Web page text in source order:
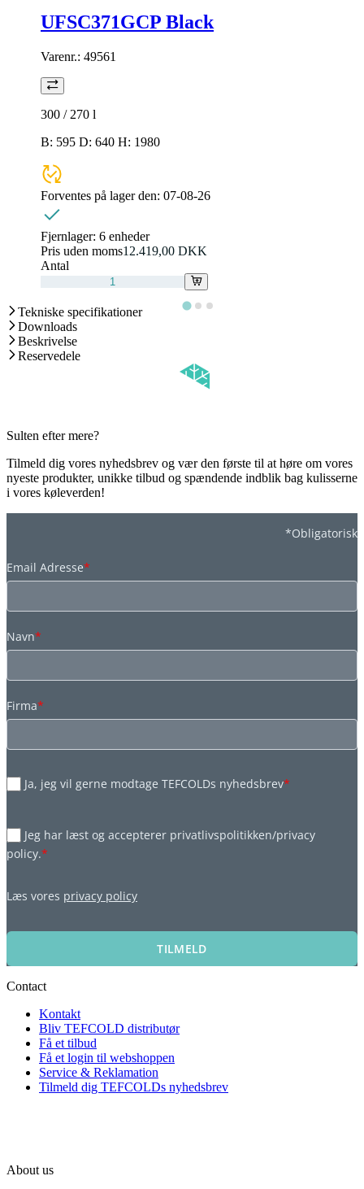
UFSC371GCP Black
Varenr.: 49561
300 / 270 l
B: 595 D: 640 H: 1980
Forventes på lager den: 07-08-26
Fjernlager: 6 enheder
Pris uden moms12.419,00 DKK
Antal
Tekniske specifikationer
Downloads
Beskrivelse
Reservedele
Sulten efter mere?
Tilmeld dig vores nyhedsbrev og vær den første til at høre om vores
nyeste produkter, unikke tilbud og spændende indblik bag kulisserne
i vores køleverden!
*Obligatorisk
Email Adresse*
Navn*
Firma*
Ja, jeg vil gerne modtage TEFCOLDs nyhedsbrev*
Jeg har læst og accepterer privatlivspolitikken/privacy
policy.*
Læs vores privacy policy
TILMELD
Contact
Kontakt
Bliv TEFCOLD distributør
Få et tilbud
Få et login til webshoppen
Service & Reklamation
Tilmeld dig TEFCOLDs nyhedsbrev
About us